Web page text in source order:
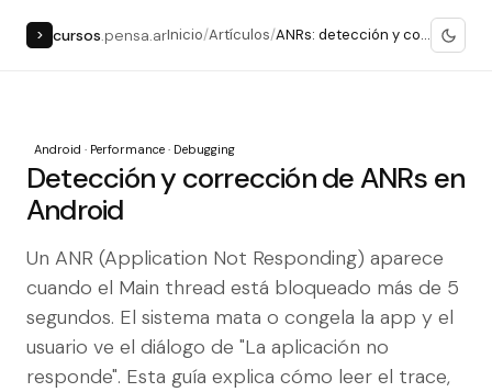
> cursos .pensa.arInicio/Artículos/ ANRs: detección y corrección
Android · Performance · Debugging
Detección y corrección de ANRs en
Android
Un ANR (Application Not Responding) aparece
cuando el Main thread está bloqueado más de 5
segundos. El sistema mata o congela la app y el
usuario ve el diálogo de "La aplicación no
responde". Esta guía explica cómo leer el trace,